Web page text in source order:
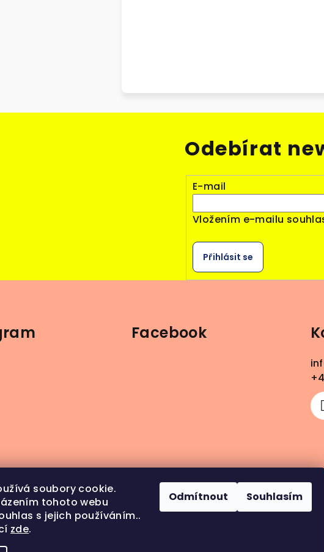
soubory cookie.
tohoto webu
s jejich používáním..
zde.
Odmítnout Souhlasím
Odebírat
E-mail
Vložením e-mailu
Přihlásit se
na Instagramu
Facebook